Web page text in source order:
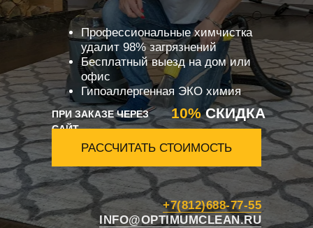
10%СКИДКА
Профессиональные химчистка
удалит 98% загрязнений
Бесплатный выезд на дом или
офис
Гипоаллергенная ЭКО химия
ПРИ ЗАКАЗЕ ЧЕРЕЗ
САЙТ
РАССЧИТАТЬ СТОИМОСТЬ
+7(812)688-77-55
INFO@OPTIMUMCLEAN.RU